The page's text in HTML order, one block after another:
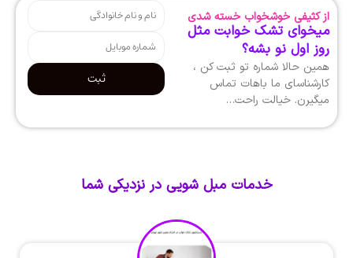
از کثیفی خوشخواب خسته شدی
میخوای تشک خوابت مثل
روز اول نو بشه؟
همین حالا شماره تو ثبت کن ،
کارشناسای ما باهات تماس
میگیرن. خیالت راحت…
ثبت
خدمات مبل شویی در نزدیکی شما